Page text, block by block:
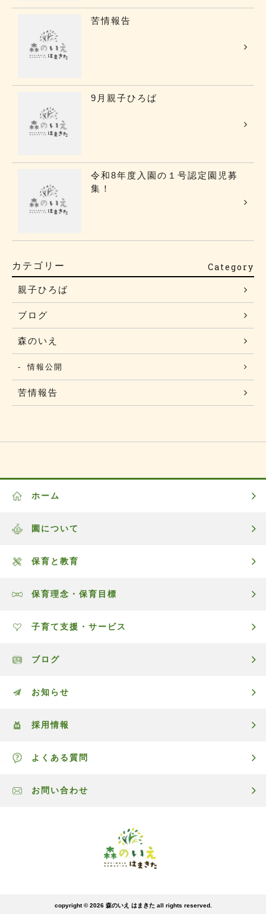
苦情報告
9月親子ひろば
令和8年度入園の１号認定園児募
集！
カテゴリー Category
親子ひろば
ブログ
森のいえ
情報公開
苦情報告
ホーム
園について
保育と教育
保育理念・保育目標
子育て支援・サービス
ブログ
お知らせ
採用情報
よくある質問
お問い合わせ
copyright © 2026 森のいえ はまきた all rights reserved.